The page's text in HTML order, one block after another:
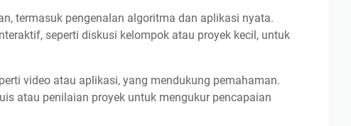
termasuk pengenalan algoritma dan aplikasi nyata.
seperti diskusi kelompok atau proyek kecil, untuk
video atau aplikasi, yang mendukung pemahaman.
atau penilaian proyek untuk mengukur pencapaian